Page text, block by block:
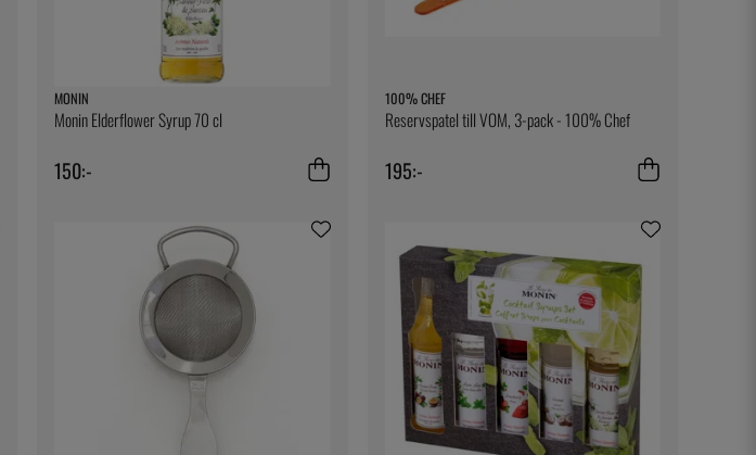
MONIN
Monin Elderflower Syrup 70 cl
150:-
100% CHEF
Reservspatel till VOM, 3-pack - 100% Chef
195:-